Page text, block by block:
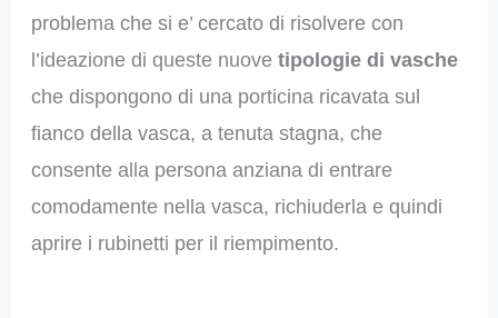
problema che si e’ cercato di risolvere con
l’ideazione di queste nuove tipologie di vasche
che dispongono di una porticina ricavata sul
fianco della vasca, a tenuta stagna, che
consente alla persona anziana di entrare
comodamente nella vasca, richiuderla e quindi
aprire i rubinetti per il riempimento.